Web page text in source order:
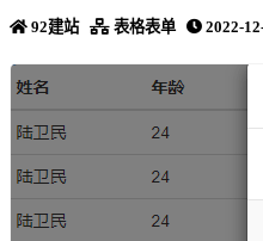
92建站 表格表单 2022-